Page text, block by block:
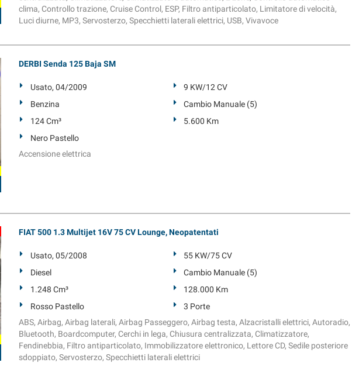
clima, Controllo trazione, Cruise Control, ESP, Filtro antiparticolato, Limitatore di velocità,
Luci diurne, MP3, Servosterzo, Specchietti laterali elettrici, USB, Vivavoce
DERBI Senda 125 Baja SM
Usato, 04/2009
9 KW/12 CV
Benzina
Cambio Manuale (5)
124 Cm³
5.600 Km
Nero Pastello
Accensione elettrica
FIAT 500 1.3 Multijet 16V 75 CV Lounge, Neopatentati
Usato, 05/2008
55 KW/75 CV
Diesel
Cambio Manuale (5)
1.248 Cm³
128.000 Km
Rosso Pastello
3 Porte
ABS, Airbag, Airbag laterali, Airbag Passeggero, Airbag testa, Alzacristalli elettrici, Autoradio,
Bluetooth, Boardcomputer, Cerchi in lega, Chiusura centralizzata, Climatizzatore,
Fendinebbia, Filtro antiparticolato, Immobilizzatore elettronico, Lettore CD, Sedile posteriore
sdoppiato, Servosterzo, Specchietti laterali elettrici